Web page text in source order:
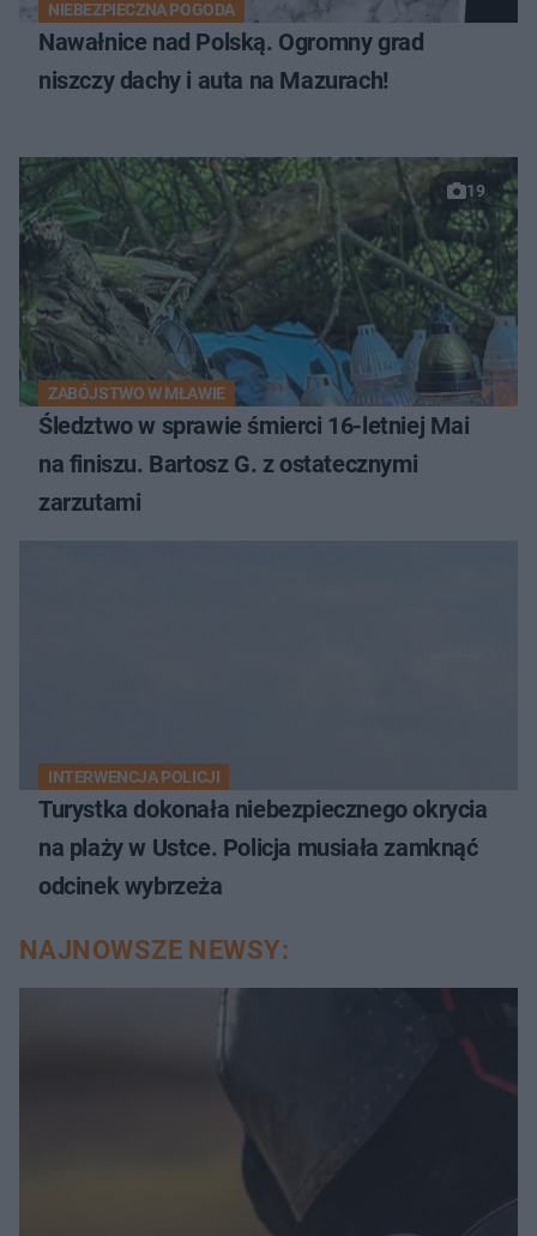
NIEBEZPIECZNA POGODA
Nawałnice nad Polską. Ogromny grad
niszczy dachy i auta na Mazurach!
19
ZABÓJSTWO W MŁAWIE
Śledztwo w sprawie śmierci 16-letniej Mai
na finiszu. Bartosz G. z ostatecznymi
zarzutami
INTERWENCJA POLICJI
Turystka dokonała niebezpiecznego okrycia
na plaży w Ustce. Policja musiała zamknąć
odcinek wybrzeża
NAJNOWSZE NEWSY: